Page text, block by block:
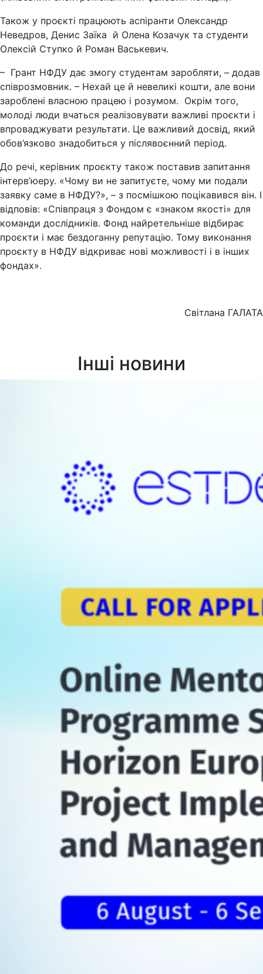
Також у проєкті працюють аспіранти Олександр
Неведров, Денис Заїка й Олена Козачук та студенти
Олексій Ступко й Роман Васькевич.
– Грант НФДУ дає змогу студентам заробляти, – додав
співрозмовник. – Нехай це й невеликі кошти, але вони
зароблені власною працею і розумом. Окрім того,
молоді люди вчаться реалізовувати важливі проєкти і
впроваджувати результати. Це важливий досвід, який
обов’язково знадобиться у післявоєнний період.
До речі, керівник проєкту також поставив запитання
інтерв’юеру. «Чому ви не запитуєте, чому ми подали
заявку саме в НФДУ?», – з посмішкою поцікавився він. І
відповів: «Співпраця з Фондом є «знаком якості» для
команди дослідників. Фонд найретельніше відбирає
проєкти і має бездоганну репутацію. Тому виконання
проєкту в НФДУ відкриває нові можливості і в інших
фондах».
Світлана ГАЛАТА
Інші новини